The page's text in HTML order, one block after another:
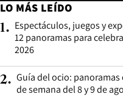
LO MÁS LEÍDO
1. Espectáculos, juegos y
12 panoramas para
2026
2. Guía del ocio:
de semana del 8 y 9 de